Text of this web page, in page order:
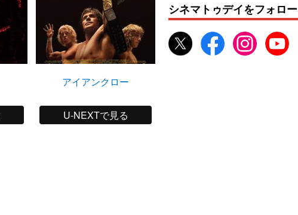
アイアンクロー
U-NEXTで見る
シネマトゥデイをフォロー